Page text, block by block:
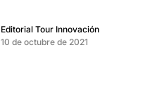
Editorial Tour Innovación
10 de octubre de 2021